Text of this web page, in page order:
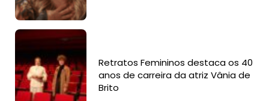
Retratos Femininos destaca os 40
anos de carreira da atriz Vânia de
Brito